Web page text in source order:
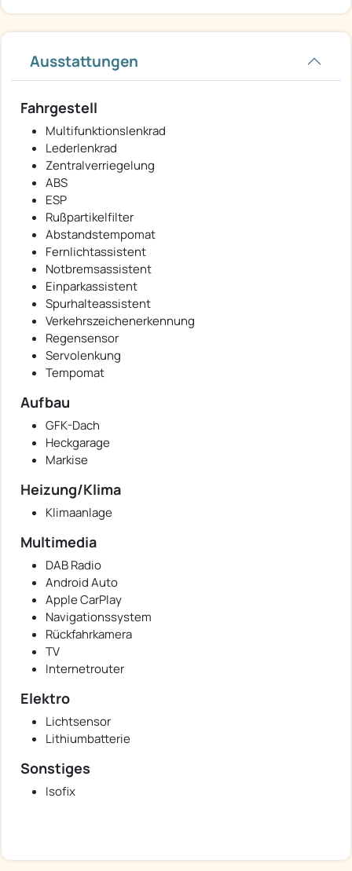
Ausstattungen
Fahrgestell
Multifunktionslenkrad
Lederlenkrad
Zentralverriegelung
ABS
ESP
Rußpartikelfilter
Abstandstempomat
Fernlichtassistent
Notbremsassistent
Einparkassistent
Spurhalteassistent
Verkehrszeichenerkennung
Regensensor
Servolenkung
Tempomat
Aufbau
GFK-Dach
Heckgarage
Markise
Heizung/Klima
Klimaanlage
Multimedia
DAB Radio
Android Auto
Apple CarPlay
Navigationssystem
Rückfahrkamera
TV
Internetrouter
Elektro
Lichtsensor
Lithiumbatterie
Sonstiges
Isofix